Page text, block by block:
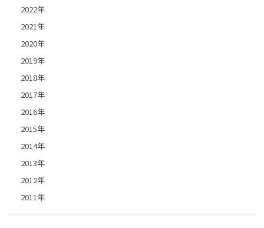
2022年
2021年
2020年
2019年
2018年
2017年
2016年
2015年
2014年
2013年
2012年
2011年